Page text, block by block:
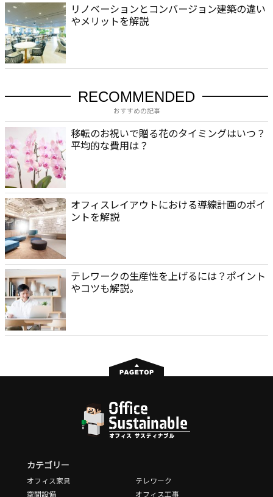
リノベーションとコンバージョン建築の違い
やメリットを解説
RECOMMENDED
おすすめの記事
移転のお祝いで贈る花のタイミングはいつ？
平均的な費用は？
オフィスレイアウトにおける導線計画のポイ
ントを解説
テレワークの生産性を上げるには？ポイント
やコツも解説。
カテゴリー
オフィス家具
テレワーク
空間設備
オフィス工事